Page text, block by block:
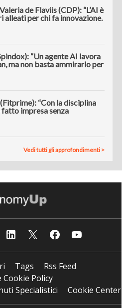
de Flaviis (CDP): “L’AI è
alleati per chi fa innovazione.
“Un agente AI lavora
ma non basta ammirarlo per
“Con la disciplina
impresa senza
Vedi tutti gli approfondimenti >
Tags
Rss Feed
Cookie Policy
Specialistici
Cookie Center